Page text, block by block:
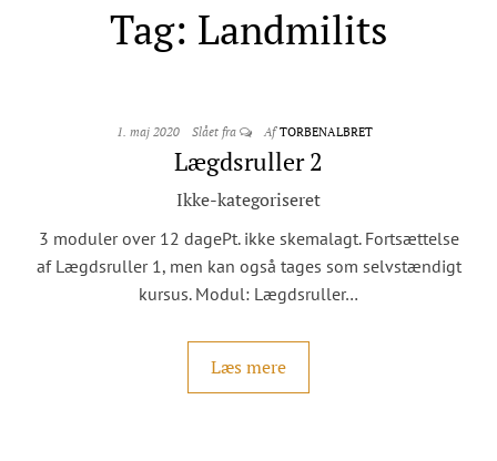
Tag: Landmilits
1. maj 2020 Slået fra Af TORBENALBRET
Lægdsruller 2
Ikke-kategoriseret
3 moduler over 12 dagePt. ikke skemalagt. Fortsættelse
af Lægdsruller 1, men kan også tages som selvstændigt
kursus. Modul: Lægdsruller…
Læs mere